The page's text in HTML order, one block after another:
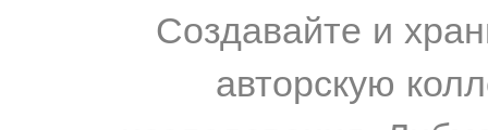
Создавайте и
авторскую